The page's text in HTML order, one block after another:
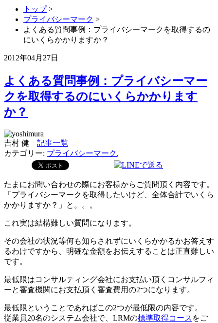
トップ>
プライバシーマーク >
よくある質問事例：プライバシーマークを取得するの
にいくらかかりますか？
2012年04月27日
よくある質問事例：プライバシーマー
クを取得するのにいくらかかります
か？
吉村 健 記事一覧
カテゴリー: プライバシーマーク,
たまにお問い合わせの際にお客様からご質問頂く内容です。
「プライバシーマークを取得したいけど、全体合計でいくら
かかりますか？」と。。。
これ実は結構難しい質問になります。
その会社の状況等何も知らされずにいくらかかるかお答えす
るわけですから、明確な金額をお伝えすることは正直難しい
です。
最低限はコンサルティング会社にお支払い頂くコンサルフィ
ーと審査機関にお支払頂く審査費用の2つになります。
最低限ということであればこの2つが最低限の内容です。
従業員20名のシステム会社で、LRMの標準取得コース をご